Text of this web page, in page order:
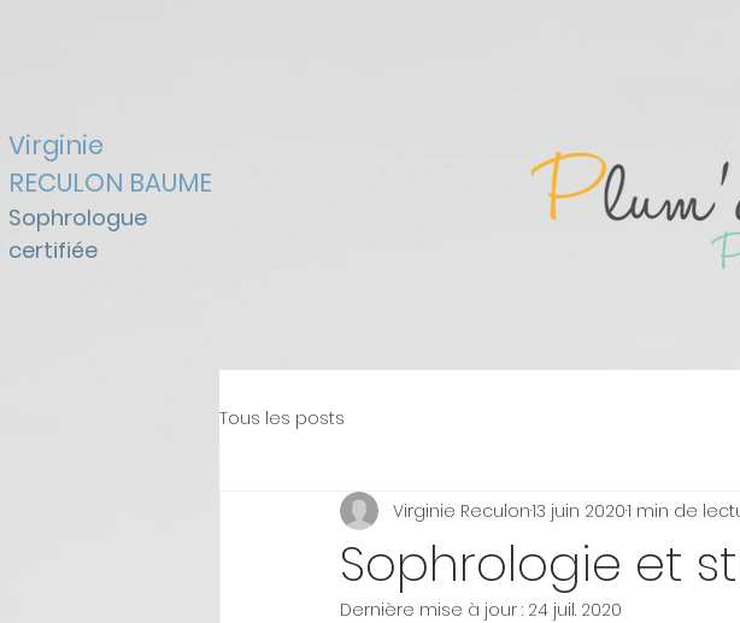
Virginie
RECULON BAUME
Sophrologue
certifiée
Tous les posts
Sophrologie et
Virginie Reculon13 juin 20201 min de
Dernière mise à jour : 24 juil. 2020